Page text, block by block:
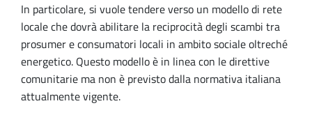
In particolare, si vuole tendere verso un modello di rete
locale che dovrà abilitare la reciprocità degli scambi tra
prosumer e consumatori locali in ambito sociale oltreché
energetico. Questo modello è in linea con le direttive
comunitarie ma non è previsto dalla normativa italiana
attualmente vigente.